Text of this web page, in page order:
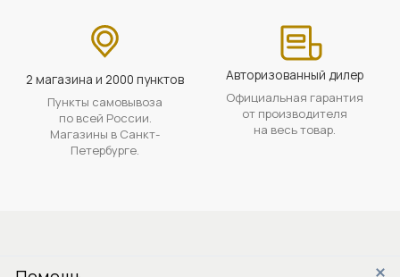
2 магазина и 2000 пунктов
Пункты самовывоза
по всей России.
Магазины в Санкт-
Петербурге.
Авторизованный дилер
Официальная гарантия
от производителя
на весь товар.